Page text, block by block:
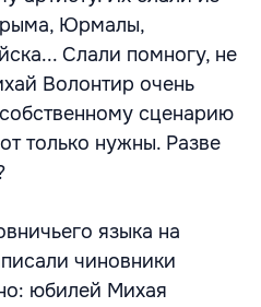
Юрмалы,
Слали помногу, не
Волонтир очень
сценарию
только нужны. Разве
языка на
чиновники
юбилей Михая